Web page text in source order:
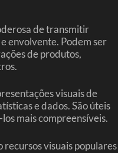
de transmitir
envolvente. Podem ser
de produtos,
visuais de
e dados. São úteis
mais compreensíveis.
recursos visuais populares